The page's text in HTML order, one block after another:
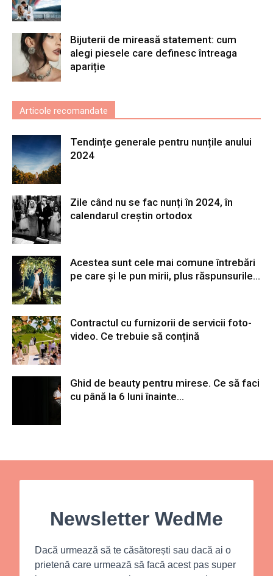
Bijuterii de mireasă statement: cum
alegi piesele care definesc întreaga
apariție
Articole recomandate
Tendințe generale pentru nunțile anului
2024
Zile când nu se fac nunți în 2024, în
calendarul creștin ortodox
Acestea sunt cele mai comune întrebări
pe care și le pun mirii, plus răspunsurile...
Contractul cu furnizorii de servicii foto-
video. Ce trebuie să conțină
Ghid de beauty pentru mirese. Ce să faci
cu până la 6 luni înainte...
Newsletter WedMe
Dacă urmează să te căsătorești sau dacă ai o
prietenă care urmează să facă acest pas super